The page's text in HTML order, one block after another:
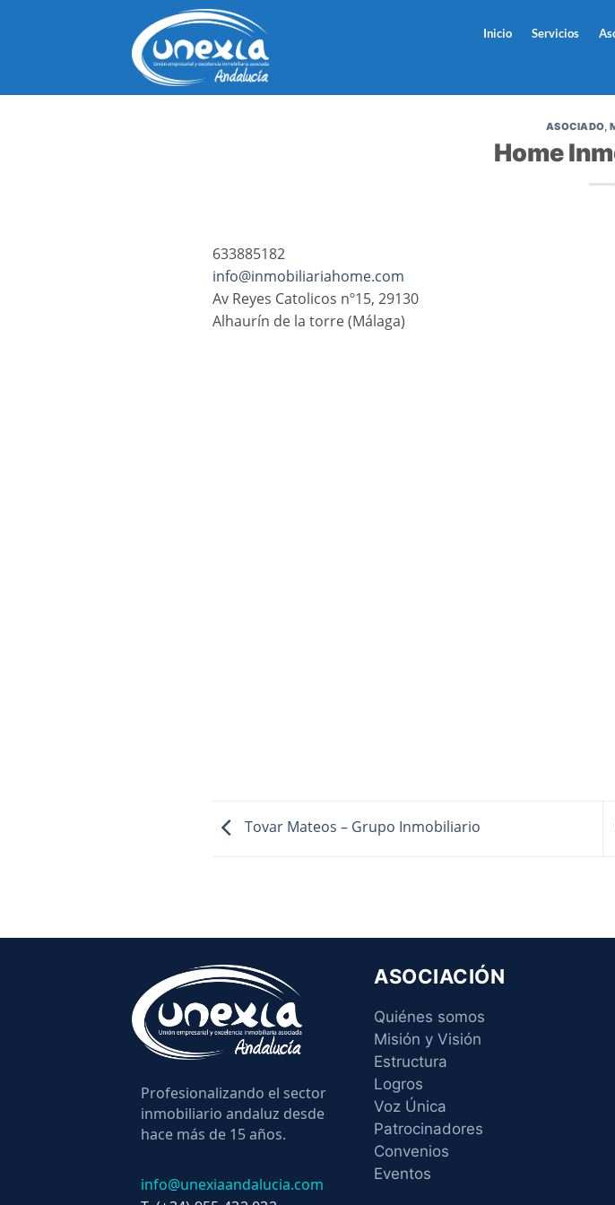
Inicio Servicios
ASOCIADO,
Home
633885182
info@inmobiliariahome.com
Av Reyes Catolicos nº15, 29130
Alhaurín de la torre (Málaga)
Tovar Mateos – Grupo Inmobiliario
Profesionalizando el sector
inmobiliario andaluz desde
hace más de 15 años.
info@unexiaandalucia.com
ASOCIACIÓN
Quiénes somos
Misión y Visión
Estructura
Logros
Voz Única
Patrocinadores
Convenios
Eventos